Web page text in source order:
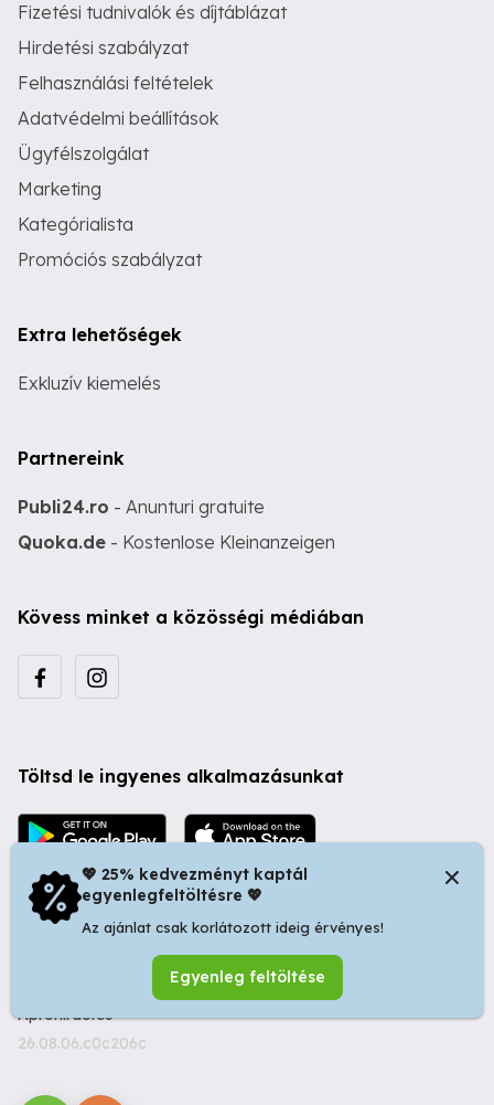
Fizetési tudnivalók és díjtáblázat
Hirdetési szabályzat
Felhasználási feltételek
Adatvédelmi beállítások
Ügyfélszolgálat
Marketing
Kategórialista
Promóciós szabályzat
Extra lehetőségek
Exkluzív kiemelés
Partnereink
Publi24.ro - Anunturi gratuite
Quoka.de - Kostenlose Kleinanzeigen
Kövess minket a közösségi médiában
Töltsd le ingyenes alkalmazásunkat
© 2026 Startapró S.R.L. | Bulevardul Dacia nr 34, Oradea
410346, Romania | Tax ID: RO44483373 -
Ingyenes
Apróhirdetés
26.08.06.c0c206c
💖 25% kedvezményt kaptál
egyenlegfeltöltésre 💖
Az ajánlat csak korlátozott ideig érvényes!
Egyenleg feltöltése